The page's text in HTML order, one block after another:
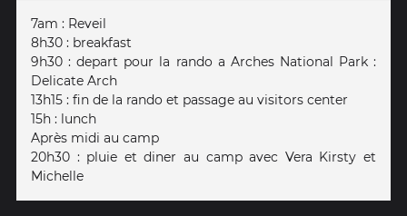
7am : Reveil
8h30 : breakfast
9h30 : depart pour la rando a Arches National Park :
Delicate Arch
13h15 : fin de la rando et passage au visitors center
15h : lunch
Après midi au camp
20h30 : pluie et diner au camp avec Vera Kirsty et
Michelle